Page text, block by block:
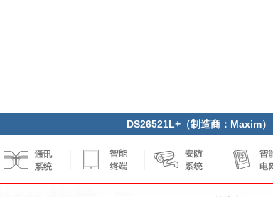
DS26521L+（制造商：Maxim